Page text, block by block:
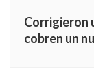
Corrigieron
cobren un